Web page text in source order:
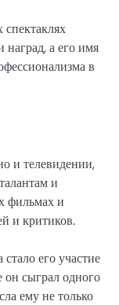
а его имя
в
и телевидении,
и
фильмах и
и критиков.
его участие
он сыграл одного
ему не только